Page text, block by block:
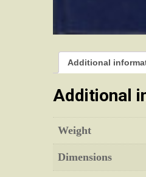
Additional
Additional
Weight
Dimensions